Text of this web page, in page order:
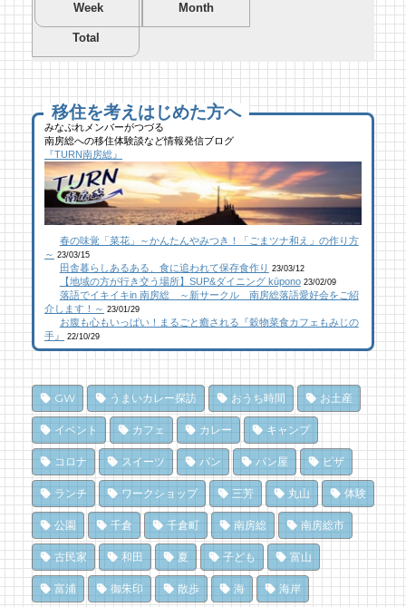
Week Month
Total
夏を先取り！プールに行こう！
南房総市千倉B&G海洋センター
51 views|byTsuno
館山にオープン！地域の素材からはじめる物
作り工房
26 views
|byなべたゆかり
【コラボ】ジビエも揃う、鮮度抜群の南房総
おさかなセンター【安房國テレビ】
25 views|byなべたゆかり
乗馬初心者の私でも、海辺を楽しく散策でき
た！ 乗馬体験レポート
22 views|byなべたゆかり
南房総こんな素敵な所があった！| かじか橋
19 views|byCAT SEA KURO
和田町仁我浦で、エコヴィレッジUMIKAZE
開拓中！
17 views | byあわみなこ
夏のごほうびにこだわりのかき氷を風菓堂で
17 views| by フジイ ミツコ
南房総・岩井にクラフトビール醸造所。体験
夏を先取り！プールに行こう！
南房総市千倉B&G海洋センター
213 views |byTsuno
館山にオープン！地域の素材からはじめる物
作り工房
110 views
|by なべたゆかり
ブルーベリー狩りに行ってきた！「コロコロ
農園 庄兵衛」千倉町
109 views|by原みりか
南房総こんな素敵な所があった！| かじか橋
100 views|byCAT SEA KURO
【コラボ】ジビエも揃う、鮮度抜群の南房総
おさかなセンター【安房國テレビ】
81 views|byなべたゆかり
乗馬初心者の私でも、海辺を楽しく散策でき
た！ 乗馬体験レポート
78 views | byなべたゆかり
夏だ、クジラ到来。クジラに会いに和田町に
行こう！〈前編〉
71 views|byshouji naomi
海遊び＆キャンプするならココ！南房総のお
すすめキャンプ場まとめ【2】
40,697 views|by南 芙蓉
似顔絵ケーキに感動！館山のケーキ屋さん
「プチ アンジュ」
17,150 views| by福美
南房総パン屋めぐり【２】
橋本屋製パン店（館山市）
12,848 views|bychoco-love
南房総こんな素敵な所があった！| かじか橋
12,027 views|byCAT SEA KURO
南房総の海を食らう！天然ところてん専門店
「ところてん小屋 青木」
10,869 views|by原みりか
南房総パン屋めぐり【3】石窯パン工房そろ
そろ（鴨川市）前編パン
10,838 views| by choco-love
南房総パン屋めぐり【１】
クリケット（鴨川市）
10,471 views|bychoco-love
移住を考えはじめた方へ
みなぷれメンバーがつづる
南房総への移住体験談など情報発信ブログ
『TURN南房総』
春の味覚「菜花」～かんたんやみつき！「ごまツナ和え」の作り方
～ 23/03/15
田舎暮らしあるある、食に追われて保存食作り 23/03/12
【地域の方が行き交う場所】SUP&ダイニング kūpono 23/02/09
落語でイキイキin 南房総 ～新サークル 南房総落語愛好会をご紹
介します！～ 23/01/29
お腹も心もいっぱい！まるごと癒される『穀物菜食カフェもみじの
手』
22/10/29
GW うまいカレー探訪 おうち時間 お土産
イベント カフェ カレー キャンプ
コロナ スイーツ パン パン屋 ピザ
ランチ ワークショップ 三芳 丸山 体験
公園 千倉 千倉町 南房総 南房総市
古民家 和田 夏 子ども 富山
富浦 御朱印 散歩 海 海岸